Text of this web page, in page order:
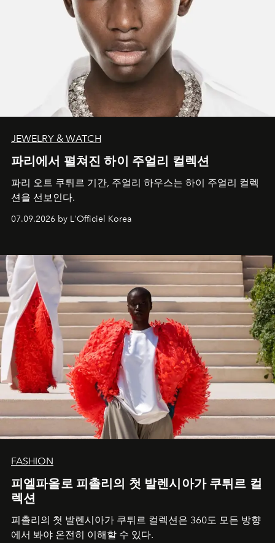
JEWELRY & WATCH
파리에서 펼쳐진 하이 주얼리 컬렉션
파리 오트 쿠튀르 기간, 주얼리 하우스는 하이 주얼리 컬렉
션을 선보인다.
07.09.2026 by L'Officiel Korea
FASHION
피엘파올로 피촐리의 첫 발렌시아가 쿠튀르 컬
렉션
피촐리의 첫 발렌시아가 쿠튀르 컬렉션은 360도 모든 방향
에서 봐야 온전히 이해할 수 있다.